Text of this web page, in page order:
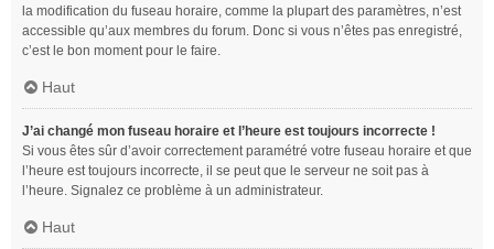
la modification du fuseau horaire, comme la plupart des paramètres, n’est
accessible qu’aux membres du forum. Donc si vous n’êtes pas enregistré,
c’est le bon moment pour le faire.
Haut
J’ai changé mon fuseau horaire et l’heure est toujours incorrecte !
Si vous êtes sûr d’avoir correctement paramétré votre fuseau horaire et que
l’heure est toujours incorrecte, il se peut que le serveur ne soit pas à
l’heure. Signalez ce problème à un administrateur.
Haut